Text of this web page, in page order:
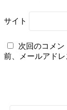
サイト
次回のコメ
前、メールアドレ